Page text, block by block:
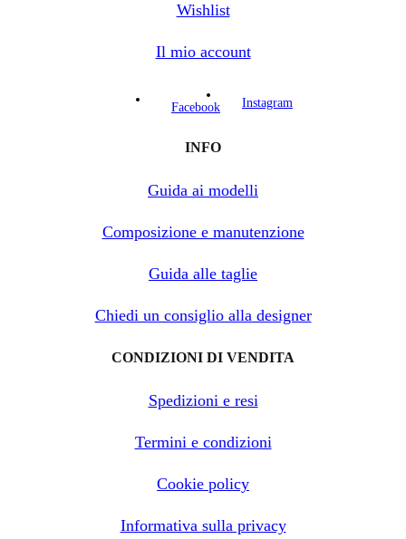
Wishlist
Il mio account
Facebook Instagram
INFO
Guida ai modelli
Composizione e manutenzione
Guida alle taglie
Chiedi un consiglio alla designer
CONDIZIONI DI VENDITA
Spedizioni e resi
Termini e condizioni
Cookie policy
Informativa sulla privacy